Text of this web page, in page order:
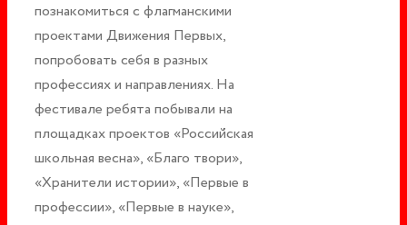
познакомиться с флагманскими
проектами Движения Первых,
попробовать себя в разных
профессиях и направлениях. На
фестивале ребята побывали на
площадках проектов «Российская
школьная весна», «Благо твори»,
«Хранители истории», «Первые в
профессии», «Первые в науке»,